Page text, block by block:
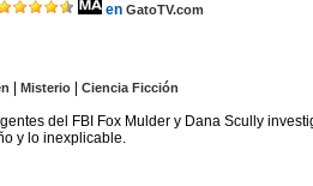
en GatoTV.com
Misterio Ciencia Ficción
del FBI Fox Mulder y Dana Scully
y lo inexplicable.